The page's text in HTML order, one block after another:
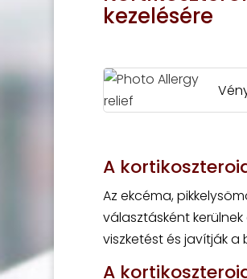
kezelésére
A
Az ekcéma,
választásként
viszketést és javítják
A